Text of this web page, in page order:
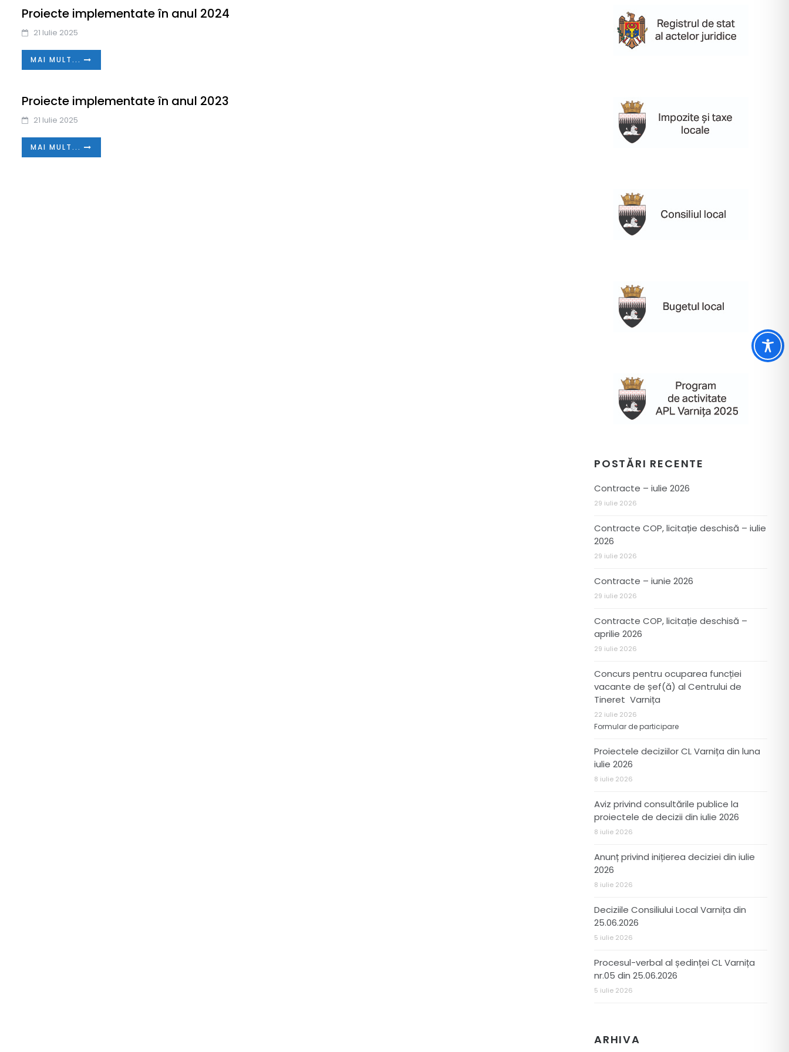
Proiecte implementate în anul 2024
21 Iulie 2025
MAI MULT...
Proiecte implementate în anul 2023
21 Iulie 2025
MAI MULT...
POSTĂRI RECENTE
Contracte – iulie 2026
29 iulie 2026
Contracte COP, licitație deschisă – iulie
2026
29 iulie 2026
Contracte – iunie 2026
29 iulie 2026
Contracte COP, licitație deschisă –
aprilie 2026
29 iulie 2026
Concurs pentru ocuparea funcției
vacante de șef(ă) al Centrului de
Tineret Varnița
22 iulie 2026
Formular de participare
Proiectele deciziilor CL Varnița din luna
iulie 2026
8 iulie 2026
Aviz privind consultările publice la
proiectele de decizii din iulie 2026
8 iulie 2026
Anunț privind inițierea deciziei din iulie
2026
8 iulie 2026
Deciziile Consiliului Local Varnița din
25.06.2026
5 iulie 2026
Procesul-verbal al ședinței CL Varnița
nr.05 din 25.06.2026
5 iulie 2026
ARHIVA